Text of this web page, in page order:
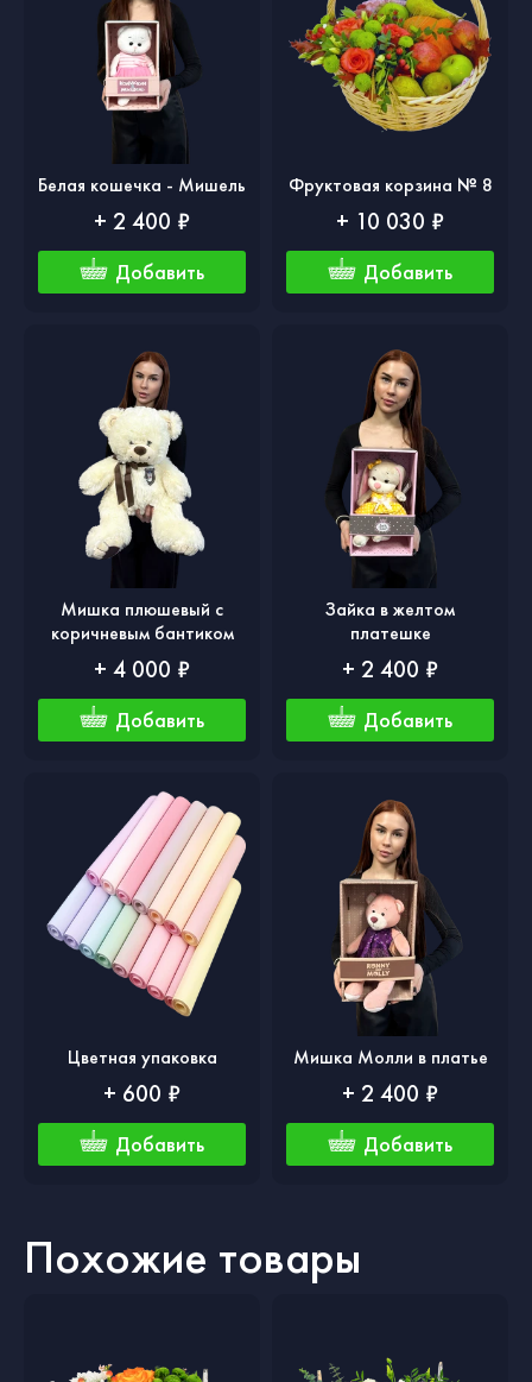
Белая кошечка - Мишель
+ 2 400 ₽
Добавить
Фруктовая корзина № 8
+ 10 030 ₽
Добавить
Мишка плюшевый с
коричневым бантиком
+ 4 000 ₽
Добавить
Зайка в желтом
платешке
+ 2 400 ₽
Добавить
Цветная упаковка
+ 600 ₽
Добавить
Мишка Молли в платье
+ 2 400 ₽
Добавить
Похожие товары